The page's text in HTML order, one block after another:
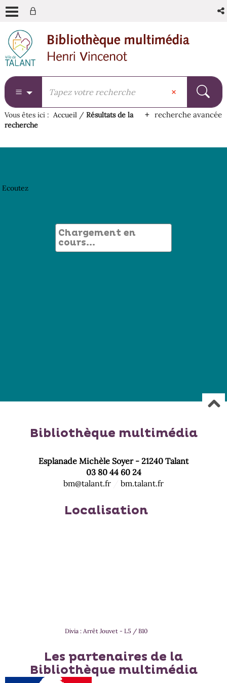
menu
contenu
recherche
recherche avancée
Vous êtes ici : Accueil / Résultats de la
recherche
Ecoutez
Chargement en
cours...
Bibliothèque multimédia
Esplanade Michèle Soyer - 21240 Talant
03 80 44 60 24
bm@talant.fr
bm.talant.fr
Localisation
Divia : Arrêt Jouvet - L5 / B10
Les partenaires de la
Bibliothèque multimédia